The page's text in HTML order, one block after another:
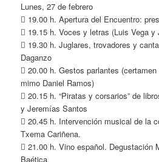
Lunes, 27 de febrero
 19.00 h. Apertura del Encuentro:
 19.15 h. Voces y letras (Luis Vega y
 19.30 h. Juglares, trovadores y
Daganzo
 20.00 h. Gestos parlantes
mimo Daniel Ramos)
 20.15 h. “Piratas y corsarios” de
y Jeremías Santos
 20.45 h. Intervención musical de la
Txema Cariñena.
 21.00 h. Vino español. Degustación
Baética